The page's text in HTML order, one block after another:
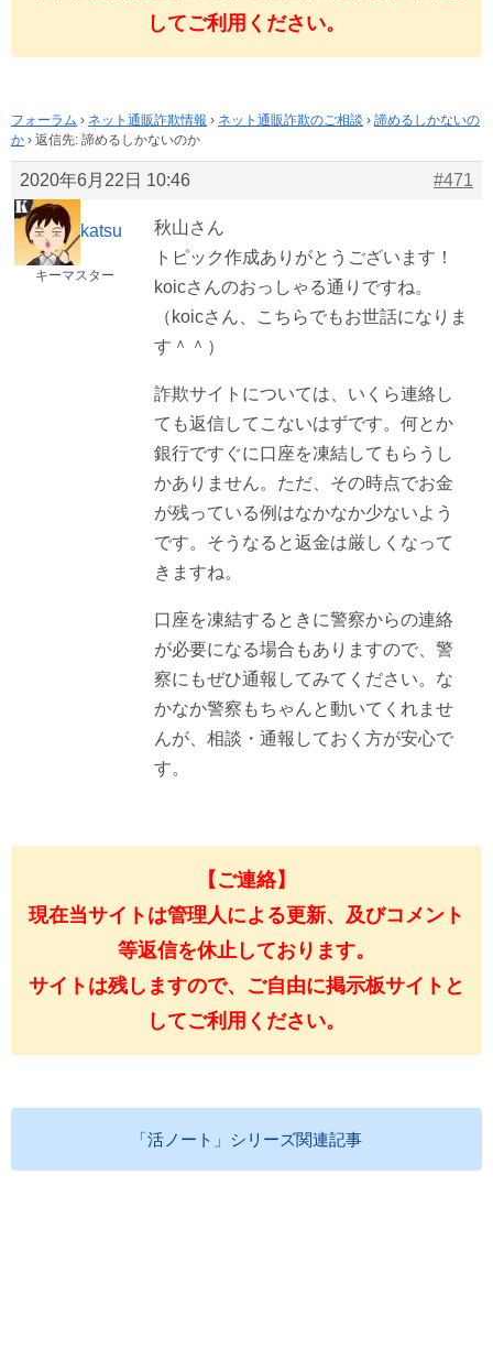
してご利用ください。
フォーラム › ネット通販詐欺情報 › ネット通販詐欺のご相談 › 諦めるしかないの
か › 返信先: 諦めるしかないのか
2020年6月22日 10:46 #471
katsu
キーマスター
秋山さん
トピック作成ありがとうございます！
koicさんのおっしゃる通りですね。
（koicさん、こちらでもお世話になりま
す＾＾）
詐欺サイトについては、いくら連絡し
ても返信してこないはずです。何とか
銀行ですぐに口座を凍結してもらうし
かありません。ただ、その時点でお金
が残っている例はなかなか少ないよう
です。そうなると返金は厳しくなって
きますね。
口座を凍結するときに警察からの連絡
が必要になる場合もありますので、警
察にもぜひ通報してみてください。な
かなか警察もちゃんと動いてくれませ
んが、相談・通報しておく方が安心で
す。
【ご連絡】
現在当サイトは管理人による更新、及びコメント
等返信を休止しております。
サイトは残しますので、ご自由に掲示板サイトと
してご利用ください。
「活ノート」シリーズ関連記事